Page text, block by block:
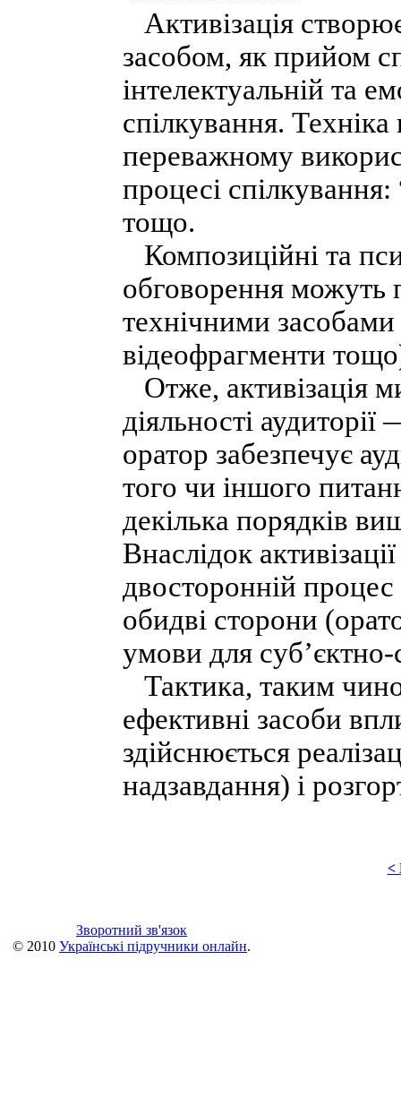
Активізація
засобом, як прийом
інтелектуальній та
спілкування.
переважному
процесі
тощо.
Композиційні та
обговорення можуть
технічними
відеофрагменти
Отже, активізація
діяльності
оратор забезпечує
того чи іншого
декілька порядків
Внаслідок
двосторонній процес
обидві сторони
умови для
Тактика, таким
ефективні засоби
здійснюється
надзавдання) і
<
Зворотний зв'язок
© 2010 Українські підручники онлайн.